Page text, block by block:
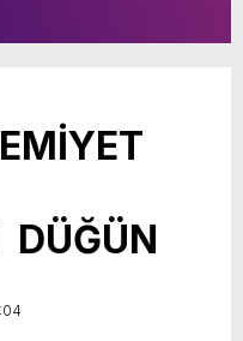
DÜĞÜN